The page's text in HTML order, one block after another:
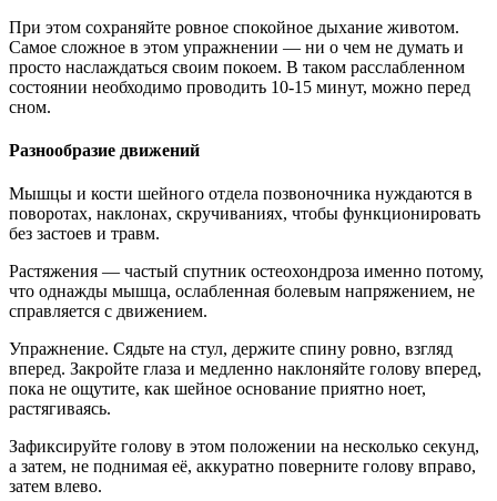
При этом сохраняйте ровное спокойное дыхание животом.
Самое сложное в этом упражнении — ни о чем не думать и
просто наслаждаться своим покоем. В таком расслабленном
состоянии необходимо проводить 10-15 минут, можно перед
сном.
Разнообразие движений
Мышцы и кости шейного отдела позвоночника нуждаются в
поворотах, наклонах, скручиваниях, чтобы функционировать
без застоев и травм.
Растяжения — частый спутник остеохондроза именно потому,
что однажды мышца, ослабленная болевым напряжением, не
справляется с движением.
Упражнение. Сядьте на стул, держите спину ровно, взгляд
вперед. Закройте глаза и медленно наклоняйте голову вперед,
пока не ощутите, как шейное основание приятно ноет,
растягиваясь.
Зафиксируйте голову в этом положении на несколько секунд,
а затем, не поднимая её, аккуратно поверните голову вправо,
затем влево.